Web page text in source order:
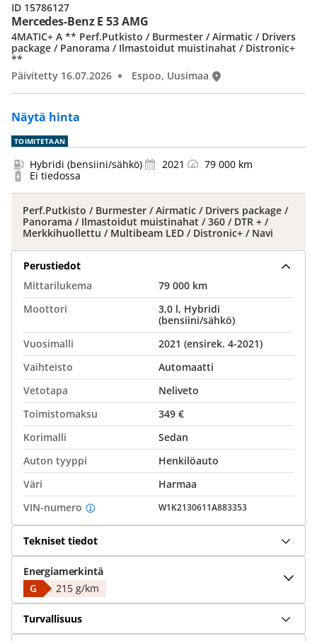
Mercedes-Benz E 53 AMG
Näytä hinta
4MATIC+ A ** Perf.Putkisto / Burmester / Airmatic / Drivers
package / Panorama / Ilmastoidut muistinahat / Distronic+
**
Päivitetty 16.07.2026
Espoo, Uusimaa
ID 15786127
TOIMITETAAN
Hybridi (bensiini/sähkö) 2021
79 000 km
Ei tiedossa
Perf.Putkisto / Burmester / Airmatic / Drivers package /
Panorama / Ilmastoidut muistinahat / 360 / DTR + /
Merkkihuollettu / Multibeam LED / Distronic+ / Navi
Perustiedot
Mittarilukema
79 000 km
Moottori
3,0 l, Hybridi
(bensiini/sähkö)
Vuosimalli
2021 (ensirek. 4-2021)
Vaihteisto
Automaatti
Vetotapa
Neliveto
Toimistomaksu
349 €
Korimalli
Sedan
Auton tyyppi
Henkilöauto
Väri
Harmaa
VIN-numero
W1K2130611A883353
Tekniset tiedot
Energiamerkintä
G
215 g/km
Turvallisuus